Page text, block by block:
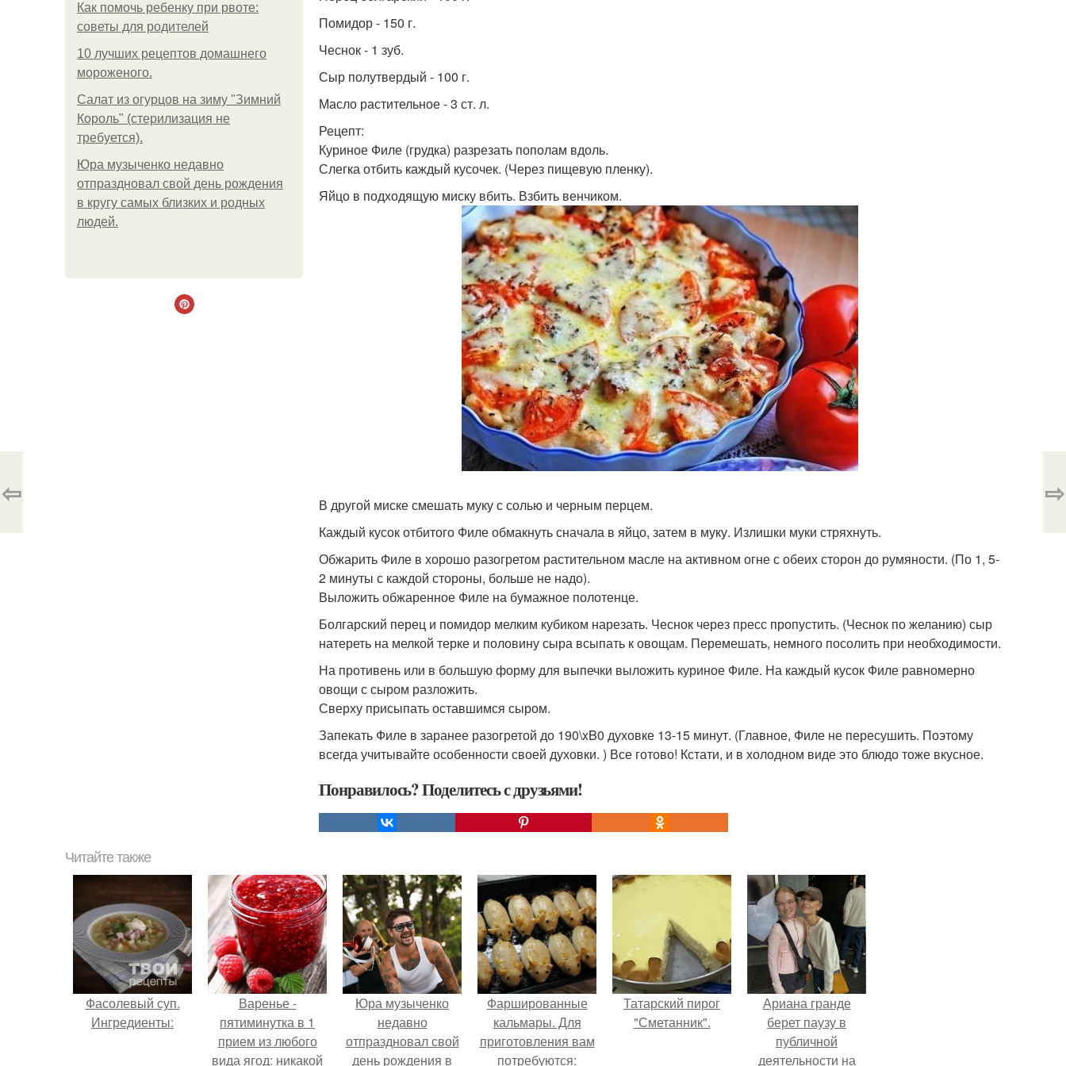
Как помочь ребенку при рвоте:
советы для родителей
10 лучших рецептов домашнего
мороженого.
Салат из огурцов на зиму "Зимний
Король" (стерилизация не
требуется).
Юра музыченко недавно
отпраздновал свой день рождения
в кругу самых близких и родных
людей.
Помидор - 150 г.
Чеснок - 1 зуб.
Сыр полутвердый - 100 г.
Масло растительное - 3 ст. л.
Рецепт:
Куриное Филе (грудка) разрезать пополам вдоль.
Слегка отбить каждый кусочек. (Через пищевую пленку).
Яйцо в подходящую миску вбить. Взбить венчиком.
В другой миске смешать муку с солью и черным перцем.
Каждый кусок отбитого Филе обмакнуть сначала в яйцо, затем в муку. Излишки муки стряхнуть.
Обжарить Филе в хорошо разогретом растительном масле на активном огне с обеих сторон до румяности. (По 1, 5-
2 минуты с каждой стороны, больше не надо).
Выложить обжаренное Филе на бумажное полотенце.
Болгарский перец и помидор мелким кубиком нарезать. Чеснок через пресс пропустить. (Чеснок по желанию) сыр
натереть на мелкой терке и половину сыра всыпать к овощам. Перемешать, немного посолить при необходимости.
На противень или в большую форму для выпечки выложить куриное Филе. На каждый кусок Филе равномерно
овощи с сыром разложить.
Сверху присыпать оставшимся сыром.
Запекать Филе в заранее разогретой до 190\xB0 духовке 13-15 минут. (Главное, Филе не пересушить. Поэтому
всегда учитывайте особенности своей духовки. ) Все готово! Кстати, и в холодном виде это блюдо тоже вкусное.
Понравилось? Поделитесь с друзьями!
⇦ ⇨
Читайте также
Фасолевый суп.
Ингредиенты:
Варенье -
пятиминутка в 1
прием из любого
вида ягод: никакой
Юра музыченко
недавно
отпраздновал свой
день рождения в
Фаршированные
кальмары. Для
приготовления вам
потребуются:
Татарский пирог
"Сметанник".
Ариана гранде
берет паузу в
публичной
деятельности на